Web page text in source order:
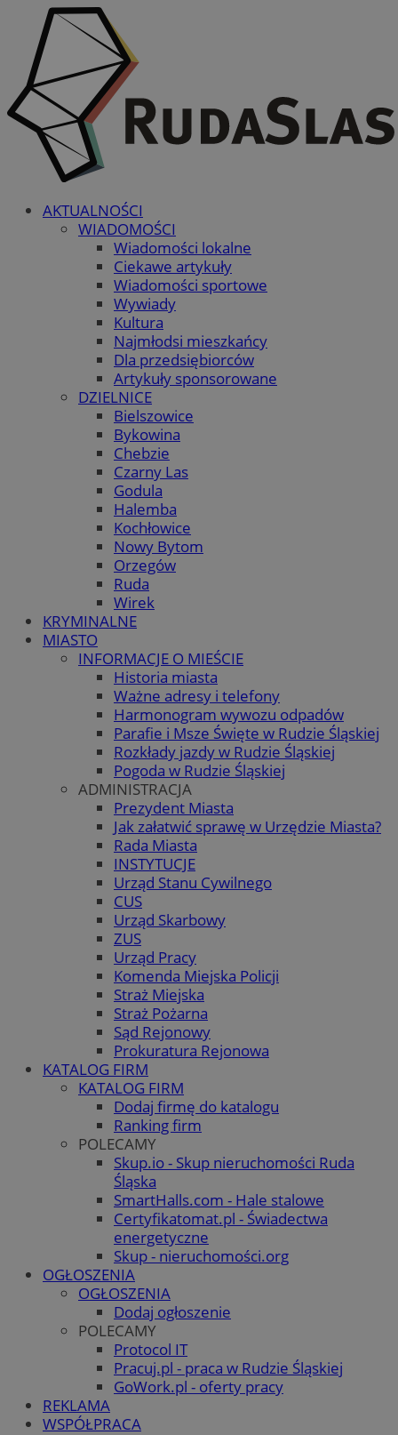
AKTUALNOŚCI
WIADOMOŚCI
Wiadomości lokalne
Ciekawe artykuły
Wiadomości sportowe
Wywiady
Kultura
Najmłodsi mieszkańcy
Dla przedsiębiorców
Artykuły sponsorowane
DZIELNICE
Bielszowice
Bykowina
Chebzie
Czarny Las
Godula
Halemba
Kochłowice
Nowy Bytom
Orzegów
Ruda
Wirek
KRYMINALNE
MIASTO
INFORMACJE O MIEŚCIE
Historia miasta
Ważne adresy i telefony
Harmonogram wywozu odpadów
Parafie i Msze Święte w Rudzie Śląskiej
Rozkłady jazdy w Rudzie Śląskiej
Pogoda w Rudzie Śląskiej
ADMINISTRACJA
Prezydent Miasta
Jak załatwić sprawę w Urzędzie Miasta?
Rada Miasta
INSTYTUCJE
Urząd Stanu Cywilnego
CUS
Urząd Skarbowy
ZUS
Urząd Pracy
Komenda Miejska Policji
Straż Miejska
Straż Pożarna
Sąd Rejonowy
Prokuratura Rejonowa
KATALOG FIRM
KATALOG FIRM
Dodaj firmę do katalogu
Ranking firm
POLECAMY
Skup.io - Skup nieruchomości Ruda
Śląska
SmartHalls.com - Hale stalowe
Certyfikatomat.pl - Świadectwa
energetyczne
Skup - nieruchomości.org
OGŁOSZENIA
OGŁOSZENIA
Dodaj ogłoszenie
POLECAMY
Protocol IT
Pracuj.pl - praca w Rudzie Śląskiej
GoWork.pl - oferty pracy
REKLAMA
WSPÓŁPRACA